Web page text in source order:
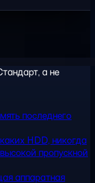
а не
последнего
HDD, никогда
пропускной
аппаратная